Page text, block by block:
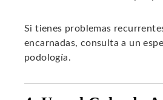
Si tienes problemas
encarnadas, consulta a un
podología.